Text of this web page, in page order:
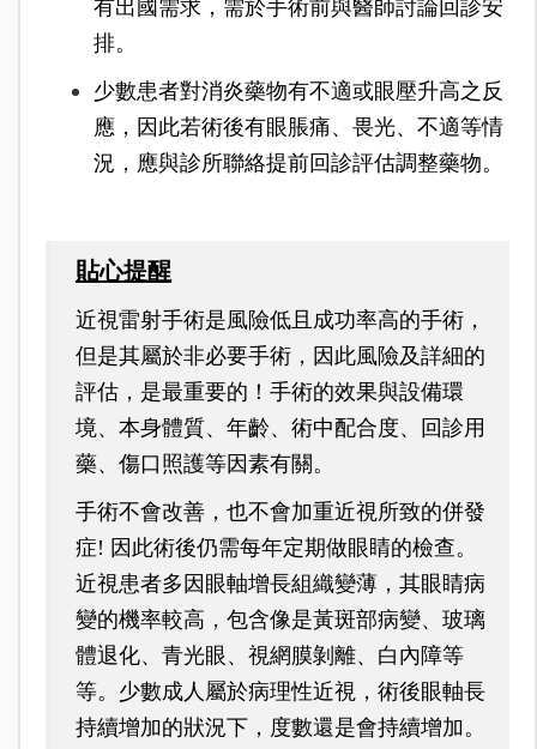
有出國需求，需於手術前與醫師討論回診安
排。
少數患者對消炎藥物有不適或眼壓升高之反
應，因此若術後有眼脹痛、畏光、不適等情
況，應與診所聯絡提前回診評估調整藥物。
貼心提醒
近視雷射手術是風險低且成功率高的手術，
但是其屬於非必要手術，因此風險及詳細的
評估，是最重要的！手術的效果與設備環
境、本身體質、年齡、術中配合度、回診用
藥、傷口照護等因素有關。
手術不會改善，也不會加重近視所致的併發
症! 因此術後仍需每年定期做眼睛的檢查。
近視患者多因眼軸增長組織變薄，其眼睛病
變的機率較高，包含像是黃斑部病變、玻璃
體退化、青光眼、視網膜剝離、白內障等
等。少數成人屬於病理性近視，術後眼軸長
持續增加的狀況下，度數還是會持續增加。